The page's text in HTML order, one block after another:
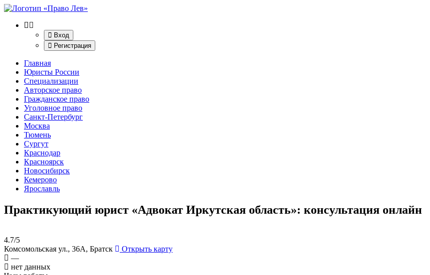
Вход
Регистрация
Главная
Юристы России
Специализации
Авторское право
Гражданское право
Уголовное право
Санкт-Петербург
Москва
Тюмень
Сургут
Краснодар
Красноярск
Новосибирск
Кемерово
Ярославль
Практикующий юрист «Адвокат Иркутская область»: консультация онлайн
4.7/5
Комсомольская ул., 36А, Братск
Открыть карту
—
нет данных